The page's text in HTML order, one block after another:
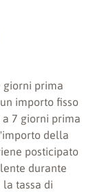
giorni prima
importo fisso
7 giorni prima
della
posticipato
durante
tassa di